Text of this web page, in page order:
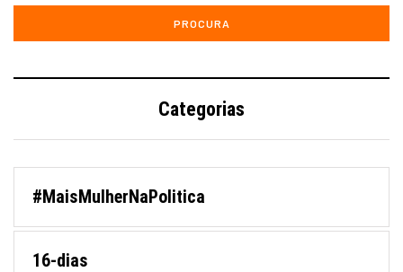
Categorias
#MaisMulherNaPolitica
16-dias